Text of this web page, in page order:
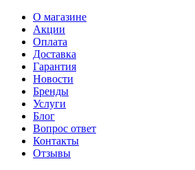
О магазине
Акции
Оплата
Доставка
Гарантия
Новости
Бренды
Услуги
Блог
Вопрос ответ
Контакты
Отзывы
Для клиентов всех банков
Разбейте
оплатуна части
без переплат